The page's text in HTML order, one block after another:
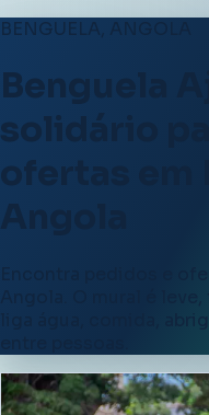
BENGUELA, ANGOLA
Benguela
solidário
ofertas em
Angola
Encontra pedidos e
Angola. O mural é
liga água, comida,
Benguela, Angola